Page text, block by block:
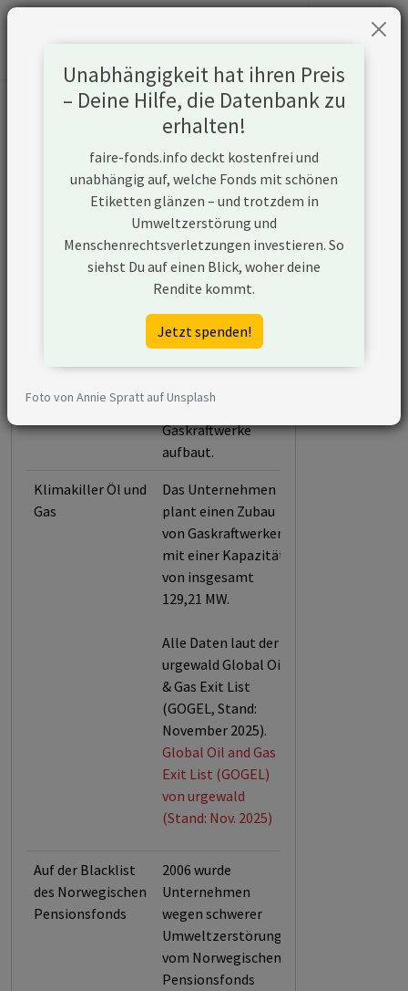
Informationen zum Unternehmen
Freeport-McMoRan
Inc
https://fcx.com
Konflikte
Kurzbeschreibung
Freeport-McMoRan
Inc ist ein
Unternehmen aus
Kapazitäten seiner
Gaskraftwerke
aufbaut.
Klimakiller Öl und
Gas
Das Unternehmen
plant einen Zubau
von Gaskraftwerken
mit einer Kapazität
von insgesamt
129,21 MW.
Alle Daten laut der
urgewald Global Oil
& Gas Exit List
(GOGEL, Stand:
November 2025).
Global Oil and Gas
Exit List (GOGEL)
von urgewald
(Stand: Nov. 2025)
Auf der Blacklist
des Norwegischen
Pensionsfonds
2006 wurde
Unternehmen
wegen schwerer
Umweltzerstörung
vom Norwegischen
Pensionsfonds
Unabhängigkeit hat ihren Preis
– Deine Hilfe, die Datenbank zu
erhalten!
faire-fonds.info deckt kostenfrei und
unabhängig auf, welche Fonds mit schönen
Etiketten glänzen – und trotzdem in
Umweltzerstörung und
Menschenrechtsverletzungen investieren. So
siehst Du auf einen Blick, woher deine
Rendite kommt.
Jetzt spenden!
Foto von Annie Spratt auf Unsplash